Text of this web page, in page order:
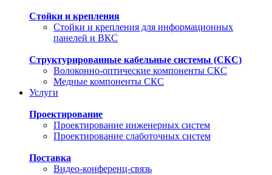
Стойки и крепления
Стойки и крепления для информационных
панелей и ВКС
Структурированные кабельные системы (СКС)
Волоконно-оптические компоненты СКС
Медные компоненты СКС
Услуги
Проектирование
Проектирование инженерных систем
Проектирование слаботочных систем
Поставка
Видео-конференц-связь